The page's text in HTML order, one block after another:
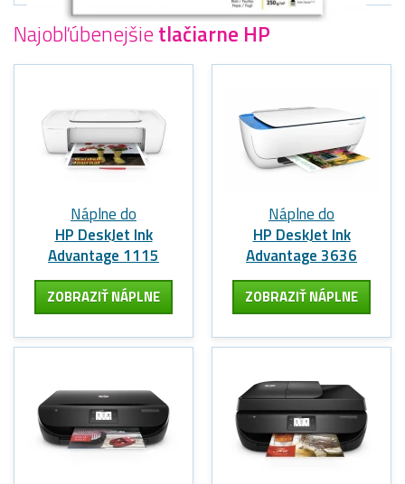
Najobľúbenejšietlačiarne HP
Náplne do
HP DeskJet Ink
Advantage 1115
ZOBRAZIŤ NÁPLNE
Náplne do
HP DeskJet Ink
Advantage 3636
ZOBRAZIŤ NÁPLNE